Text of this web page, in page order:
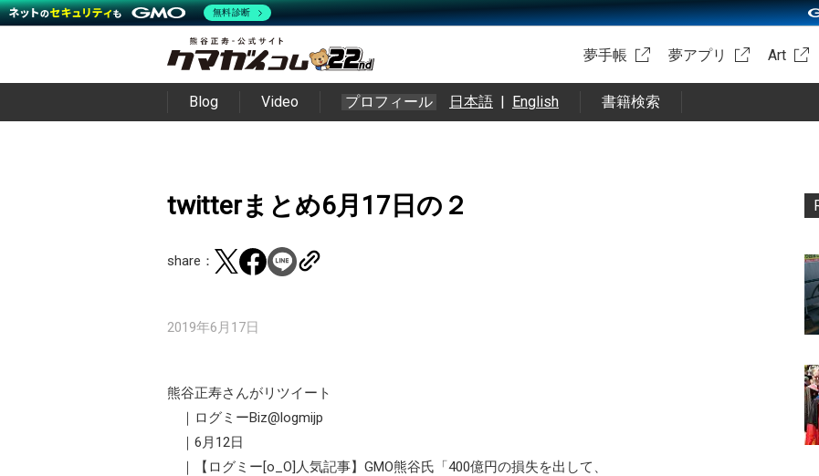
夢手帳 夢アプリ Art
Blog Video プロフィール 日本語 | English 書籍検索
twitterまとめ6月17日の２
share：
2019年6月17日
熊谷正寿さんがリツイート
｜ログミーBiz@logmijp
｜6月12日
｜【ログミー[o_O]人気記事】GMO熊谷氏「400億円の損失を出して、
無料診断